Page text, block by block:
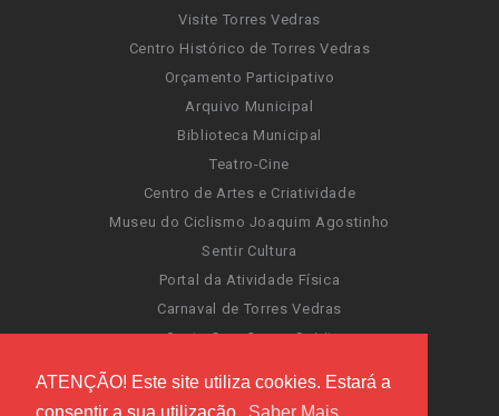
ATENÇÃO! Este site utiliza cookies. Estará a
Visite Torres Vedras
Centro Histórico de Torres Vedras
Orçamento Participativo
Arquivo Municipal
Biblioteca Municipal
Teatro-Cine
Centro de Artes e Criatividade
Museu do Ciclismo Joaquim Agostinho
Sentir Cultura
Portal da Atividade Física
Carnaval de Torres Vedras
Santa Cruz Ocean Spirit